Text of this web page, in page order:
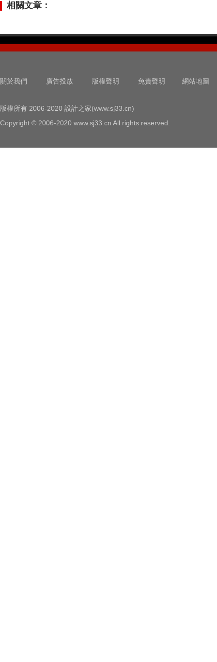
相關文章：
關於我們 廣告投放 版權聲明 免責聲明 網站地圖
版權所有 2006-2020 設計之家(www.sj33.cn)
Copyright © 2006-2020 www.sj33.cn All rights reserved.